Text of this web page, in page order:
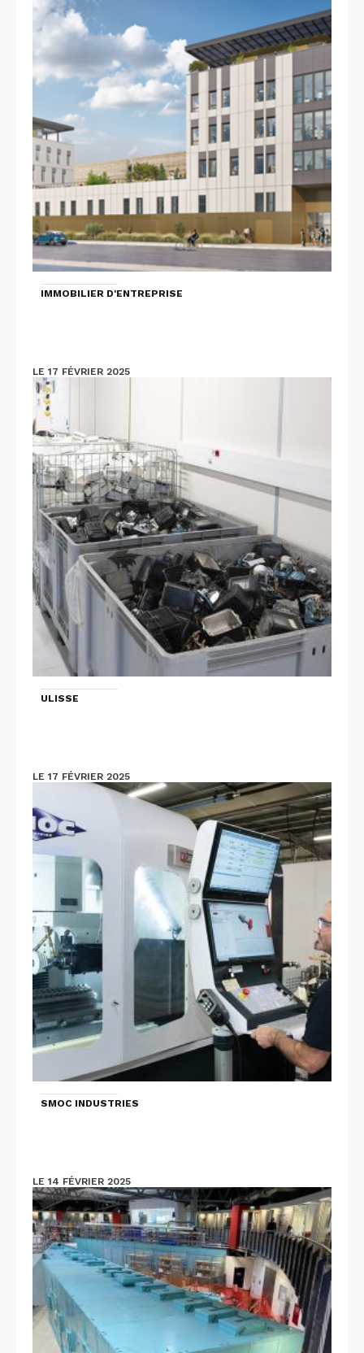
IMMOBILIER D'ENTREPRISE
LE 17 FÉVRIER 2025
ULISSE
LE 17 FÉVRIER 2025
SMOC INDUSTRIES
LE 14 FÉVRIER 2025